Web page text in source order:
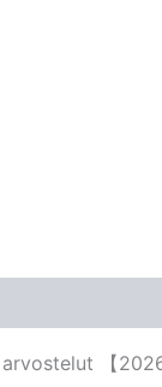
【2026